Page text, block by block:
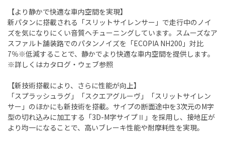
【より静かで快適な車内空間を実現】
新パタンに搭載される「スリットサイレンサー」で走行中のノイ
ズを気になりにくい音質へチューニングしています。スムーズなア
スファルト舗装路でのパタンノイズを「ECOPIA NH200」対比
7％※低減することで、静かでより快適な車内空間を提供します。
※詳しくはカタログ・ウェブ参照
【新技術搭載により、さらに性能が向上】
「スプラッシュラグ」「スクエアグルーヴ」「スリットサイレン
サー」のほかにも新技術を搭載。サイプの断面途中を3次元のM字
型の切れ込みに加工する「3D-M字サイプⅡ」を採用し、接地圧が
より均一になることで、高いブレーキ性能や耐摩耗性を実現。